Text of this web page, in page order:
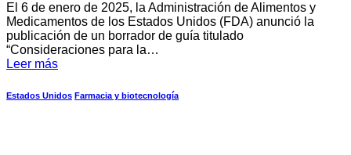
El 6 de enero de 2025, la Administración de Alimentos y
Medicamentos de los Estados Unidos (FDA) anunció la
publicación de un borrador de guía titulado
“Consideraciones para la…
Leer más
Estados Unidos Farmacia y biotecnología